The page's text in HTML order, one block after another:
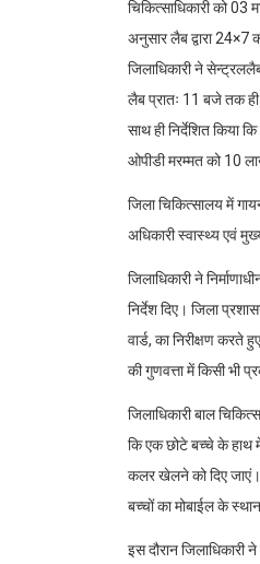
चिकित्साधिकारी को 03
अनुसार लैब द्वारा 24×7
जिलाधिकारी ने
लैब प्रातः 11 बजे तक
साथ ही निर्देशित किया
ओपीडी मरम्मत को 10
जिला चिकित्सालय में
अधिकारी स्वास्थ्य एवं
जिलाधिकारी ने
निर्देश दिए। जिला
वार्ड, का निरीक्षण करते
की गुणवत्ता में किसी भी
जिलाधिकारी बाल
कि एक छोटे बच्चे के हाथ
कलर खेलने को दिए जाएं।
बच्चों का मोबाईल के
इस दौरान जिलाधिकारी